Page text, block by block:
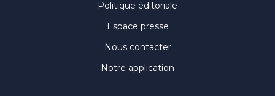
Politique éditoriale
Espace presse
Nous contacter
Notre application